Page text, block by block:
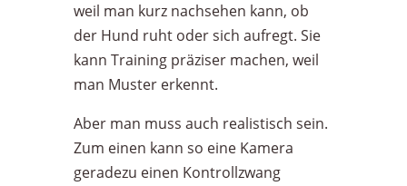
weil man kurz nachsehen kann, ob
der Hund ruht oder sich aufregt. Sie
kann Training präziser machen, weil
man Muster erkennt.
Aber man muss auch realistisch sein.
Zum einen kann so eine Kamera
geradezu einen Kontrollzwang